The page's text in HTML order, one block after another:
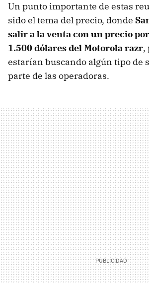
Un punto importante de estas
sido el tema del precio, donde
salir a la venta con un precio
1.500 dólares del Motorola razr,
estarían buscando algún tipo de
parte de las operadoras.